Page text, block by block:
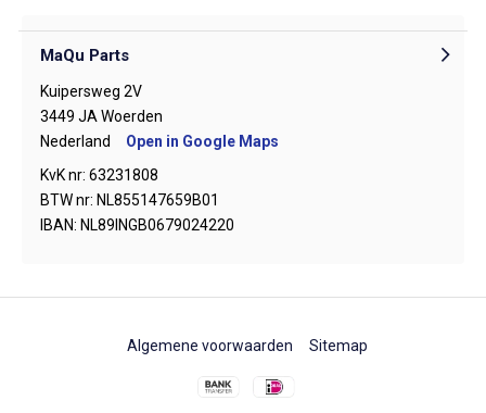
MaQu Parts
Kuipersweg 2V
3449 JA Woerden
Nederland
Open in Google Maps
KvK nr: 63231808
BTW nr: NL855147659B01
IBAN: NL89INGB0679024220
Algemene voorwaarden Sitemap